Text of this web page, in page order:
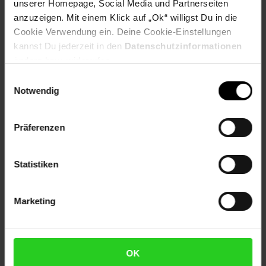
unserer Homepage, Social Media und Partnerseiten
anzuzeigen. Mit einem Klick auf „Ok“ willigst Du in die
Cookie Verwendung ein. Deine Cookie-Einstellungen
kannst Du jederzeit in den Datenschutzinformationen
Notwendig
Präferenzen
Statistiken
Marketing
OK
Artikelnummer: 2788881000
EAN: 5909256286907
Artikel gehört zur Kategorie:Ohrringe
Versandinformationen
Herstellerinformationen
Fußzeile
Weitere Online-Angebote
Netto Reisen TV-Shop Weinwelt